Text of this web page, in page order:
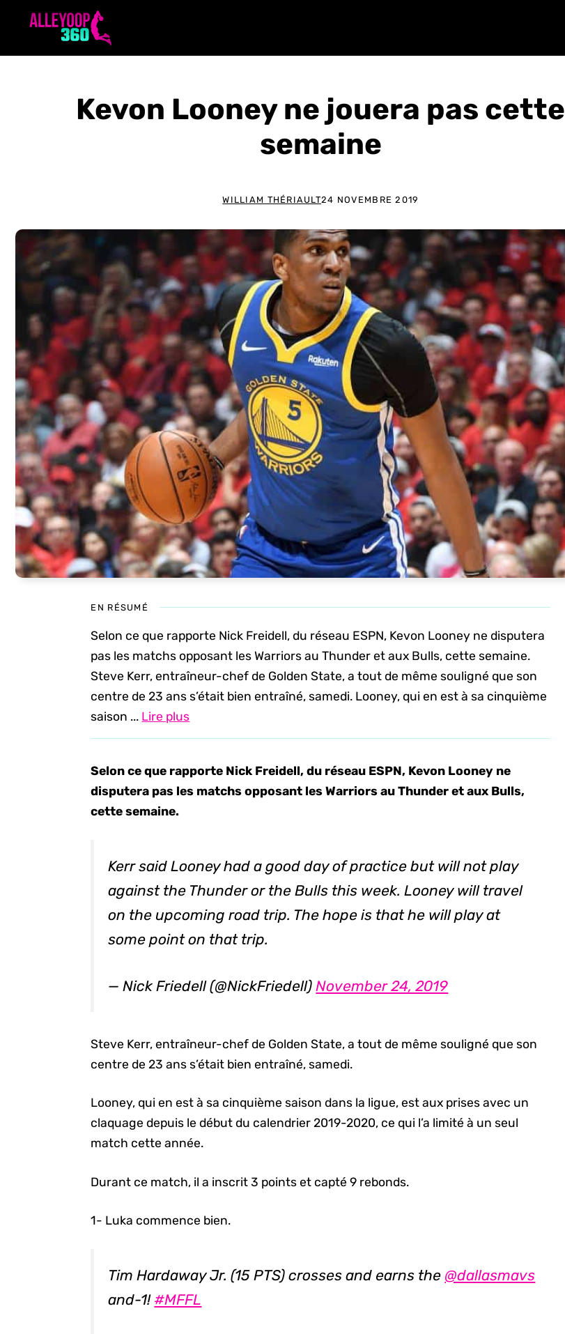
Kevon Looney ne jouera pas cette
semaine
WILLIAM THÉRIAULT24 NOVEMBRE 2019
EN RÉSUMÉ
Selon ce que rapporte Nick Freidell, du réseau ESPN, Kevon Looney ne disputera
pas les matchs opposant les Warriors au Thunder et aux Bulls, cette semaine.
Steve Kerr, entraîneur-chef de Golden State, a tout de même souligné que son
centre de 23 ans s’était bien entraîné, samedi. Looney, qui en est à sa cinquième
saison ... Lire plus
Selon ce que rapporte Nick Freidell, du réseau ESPN, Kevon Looney ne
disputera pas les matchs opposant les Warriors au Thunder et aux Bulls,
cette semaine.
Kerr said Looney had a good day of practice but will not play
against the Thunder or the Bulls this week. Looney will travel
on the upcoming road trip. The hope is that he will play at
some point on that trip.
— Nick Friedell (@NickFriedell)November 24, 2019
Steve Kerr, entraîneur-chef de Golden State, a tout de même souligné que son
centre de 23 ans s’était bien entraîné, samedi.
Looney, qui en est à sa cinquième saison dans la ligue, est aux prises avec un
claquage depuis le début du calendrier 2019-2020, ce qui l’a limité à un seul
match cette année.
Durant ce match, il a inscrit 3 points et capté 9 rebonds.
1- Luka commence bien.
Tim Hardaway Jr. (15 PTS) crosses and earns the @dallasmavs
and-1! #MFFL